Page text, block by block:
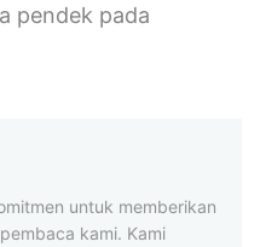
pendek pada
untuk memberikan
kami. Kami